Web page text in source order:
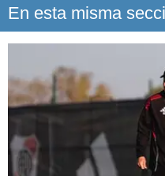
En esta misma